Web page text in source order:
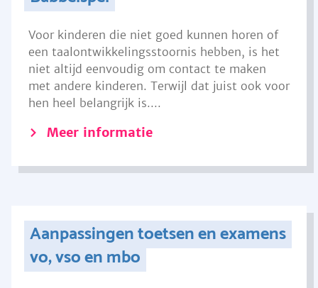
Voor kinderen die niet goed kunnen horen of
een taalontwikkelingsstoornis hebben, is het
niet altijd eenvoudig om contact te maken
met andere kinderen. Terwijl dat juist ook voor
hen heel belangrijk is....
Meer informatie
Aanpassingen toetsen en examens
vo, vso en mbo